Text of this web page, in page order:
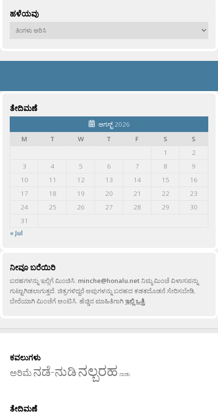
ಹಳೆಯವು
ಹಳೆಯವು
ತೇದಿಮಣೆ
ಆಗಸ್ಟ್ 2026
M
T W T F S
S
1
2
3
4 5 6 7 8
9
10
11 12 13 14 15
16
17
18 19 20 21 22
23
24
25 26 27 28 29
30
31
« Jul
ನೀವೂ ಬರೆಯಿರಿ
ಬರಹಗಳನ್ನು ಇಲ್ಲಿಗೆ ಮಿಂಚಿಸಿ: minche@honalu.netನಿಮ್ಮ ಮಿಂಚೆ ವಿಳಾಸವನ್ನು
ಗುಟ್ಟಾಗಿಡಲಾಗುತ್ತದೆ. ಚಿತ್ರಗಳಿದ್ದರೆ ಅವುಗಳನ್ನು ಬರಹದ ಕಡತದೊಡನೆ ಸೇರಿಸಬೇಡಿ,
ಬೇರೆಯಾಗಿ ಮಿಂಚೆಗೆ ಅಂಟಿಸಿ. ಹೆಚ್ಚಿನ ಮಾಹಿತಿಗಾಗಿಇಲ್ಲಿ ಒತ್ತಿ.
ಕವಲುಗಳು
ಅರಿಮೆನಡೆ-ನುಡಿನಲ್ಬರಹ ನಾಡು
ತೇದಿಮಣೆ